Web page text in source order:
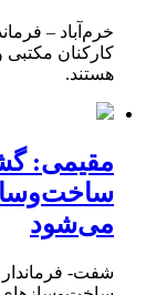
کارکنان مکتبی
هستند.
مقیمی:
می‌شود
شفت-